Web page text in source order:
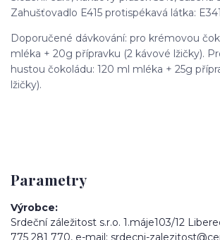
Zahušťovadlo E415 protispékavá látka:
Doporučené dávkování: pro krémovou
mléka + 20g přípravku (2 kávové lžičky).
hustou čokoládu: 120 ml mléka + 25g
lžičky).
Parametry
Výrobce
Srdeční záležitost s.r.o. 1.máje103/12
775 281 770, e-mail: srdecni-